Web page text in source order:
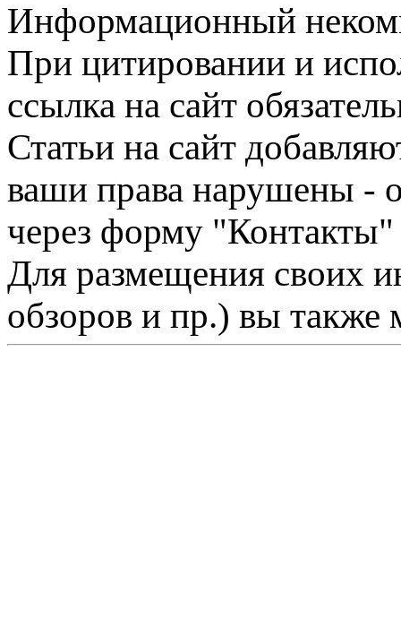
Информационный
При цитировании и
ссылка на сайт
Статьи на сайт
ваши права нарушены -
через форму "Контакты"
Для размещения своих
обзоров и пр.) вы также